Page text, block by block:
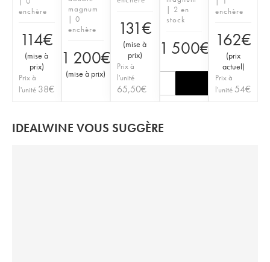
enchère
114€
(mise à
prix)
Prix à
l'unité 38€
magnum
| 0
enchère
1 200€
(mise à prix)
131€
(mise à
prix)
Prix à
l'unité
65,50€
| 2 en
stock
1 500€
enchère
162€
(prix
actuel)
Prix à
l'unité 54€
IDEALWINE VOUS SUGGÈRE